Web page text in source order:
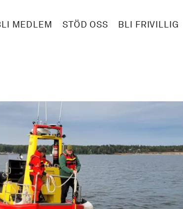
MEDLEM STÖD OSS BLI FRIVILLIG